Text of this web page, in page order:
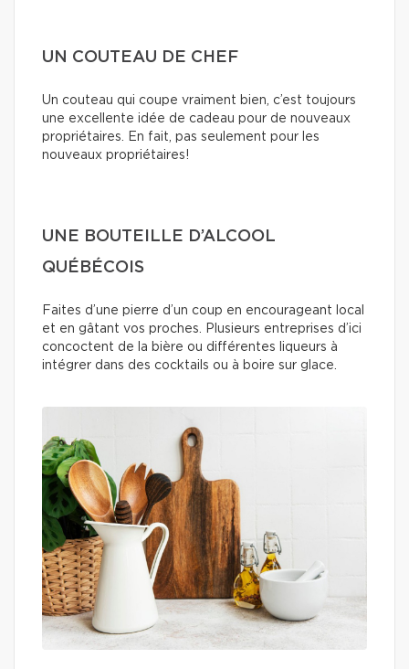
UN COUTEAU DE CHEF
Un couteau qui coupe vraiment bien, c’est toujours
une excellente idée de cadeau pour de nouveaux
propriétaires. En fait, pas seulement pour les
nouveaux propriétaires!
UNE BOUTEILLE D’ALCOOL
QUÉBÉCOIS
Faites d’une pierre d’un coup en encourageant local
et en gâtant vos proches. Plusieurs entreprises d’ici
concoctent de la bière ou différentes liqueurs à
intégrer dans des cocktails ou à boire sur glace.